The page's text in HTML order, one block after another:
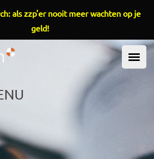
de inhoud gaan
als zzp'er nooit meer wachten op je
geld!